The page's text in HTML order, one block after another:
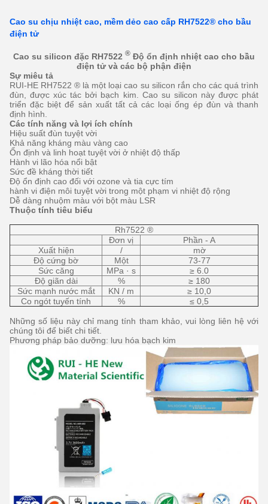
Cao su chịu nhiệt cao, mềm dẻo cao cấp RH7522® cho bầu
điện tử
Cao su silicon đặc RH7522 ® Độ ổn định nhiệt cao cho bầu
điện tử và các bộ phận điện
Sự miêu tả
RUI-HE RH7522 ® là một loại cao su silicon rắn cho các quá trình
đùn, được xúc tác bởi bạch kim.
Cao su silicon này được phát
triển đặc biệt để sản xuất tất cả các loại ống ép đùn và thanh
định hình.
Các tính năng và lợi ích chính
Hiệu suất đùn tuyệt vời
Khả năng kháng màu vàng cao
Ổn định và linh hoạt tuyệt vời ở nhiệt độ thấp
Hành vi lão hóa nổi bật
Sức đề kháng thời tiết
Độ ổn định cao đối với ozone và tia cực tím
hành vi điện môi tuyệt vời trong một phạm vi nhiệt độ rộng
Dễ dàng nhuộm màu với bột màu LSR
Thuộc tính tiêu biểu
Rh7522 ®
Đơn vị
Phần - A
Xuất hiện
/
mờ
Độ cứng bờ
Một
73-77
Sức căng
MPa · s
≥ 6.0
Độ giãn dài
%
≥ 180
Sức mạnh nước mắt
KN / m
≥ 10,0
Co ngót tuyến tính
% ≤ 0,5
Những số liệu này chỉ mang tính tham khảo, vui lòng liên hệ với
chúng tôi để biết chi tiết.
Phương pháp bảo dưỡng: lưu hóa bạch kim